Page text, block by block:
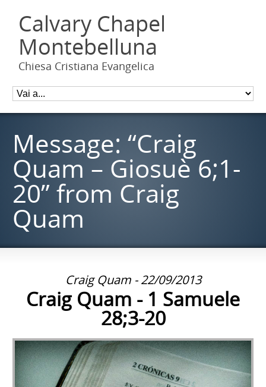
Calvary Chapel
Montebelluna
Chiesa Cristiana Evangelica
Message: “Craig
Quam – Giosuè 6;1-
20” from Craig
Quam
Craig Quam - 22/09/2013
Craig Quam - 1 Samuele
28;3-20